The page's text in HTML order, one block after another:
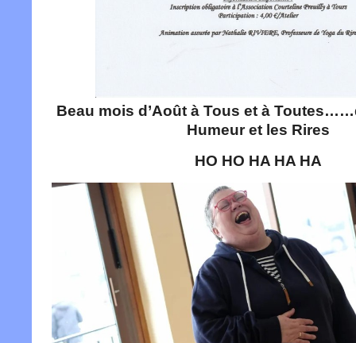
Beau mois d’Août à Tous et à
Humeur et les Rires
HO HO HA HA HA